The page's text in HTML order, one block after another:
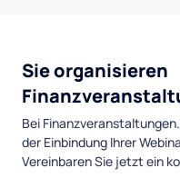
Sie organisieren
Bei
der Einbindung Ihrer
Vereinbaren Sie jetzt ein